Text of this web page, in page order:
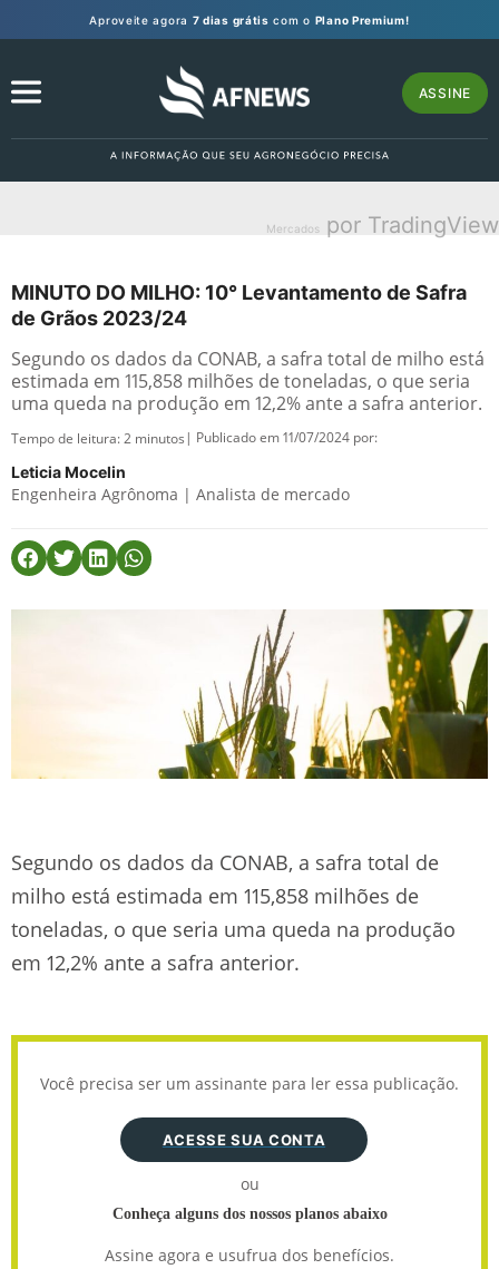
Aproveite agora 7 dias grátis com o Plano Premium!
ASSINE
Mercados por TradingView
MINUTO DO MILHO: 10° Levantamento de Safra
de Grãos 2023/24
Segundo os dados da CONAB, a safra total de milho está
estimada em 115,858 milhões de toneladas, o que seria
uma queda na produção em 12,2% ante a safra anterior.
Tempo de leitura:2 minutos | Publicado em 11/07/2024 por:
Leticia Mocelin
Engenheira Agrônoma | Analista de mercado
Segundo os dados da CONAB, a safra total de
milho está estimada em 115,858 milhões de
toneladas, o que seria uma queda na produção
em 12,2% ante a safra anterior.
Você precisa ser um assinante para ler essa publicação.
ACESSE SUA CONTA
ou
Conheça alguns dos nossos planos abaixo
Assine agora e usufrua dos benefícios.